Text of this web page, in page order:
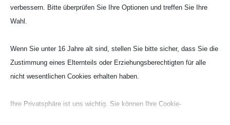
Unsere Könige für 2013
Dez. 12, 2013
Unges Pengste 2013. Von links
Bezirksbundesmeister Horst Thoren,
König Hans Merckens, Minister Helmuth
verbessern. Bitte überprüfen Sie Ihre Optionen und treffen Sie Ihre
Wahl.
Wenn Sie unter 16 Jahre alt sind, stellen Sie bitte sicher, dass Sie die
Zustimmung eines Elternteils oder Erziehungsberechtigten für alle
nicht wesentlichen Cookies erhalten haben.
Ihre Privatsphäre ist uns wichtig. Sie können Ihre Cookie-